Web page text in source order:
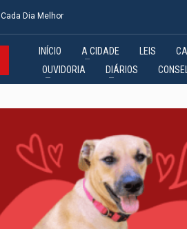
Cada Dia Melhor
INÍCIO A CIDADE LEIS
OUVIDORIA
DIÁRIOS